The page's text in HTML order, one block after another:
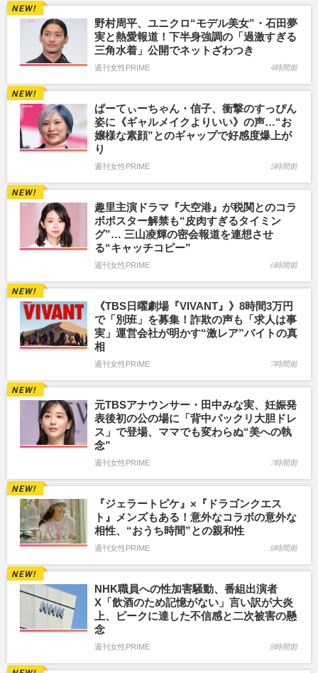
野村周平、ユニクロ“モデル美女”・石田夢
実と熱愛報道！下半身強調の「過激すぎる
三角水着」公開でネットざわつき
週刊女性PRIME 4時間前
ぱーてぃーちゃん・信子、衝撃のすっぴん
姿に《ギャルメイクよりいい》の声…“お
嬢様な素顔”とのギャップで好感度爆上が
り
週刊女性PRIME 5時間前
趣里主演ドラマ『大空港』が税関とのコラ
ボポスター解禁も“皮肉すぎるタイミン
グ”… 三山凌輝の密会報道を連想させ
る“キャッチコピー”
週刊女性PRIME 6時間前
《TBS日曜劇場『VIVANT』》8時間3万円
で「別班」を募集！詐欺の声も「求人は事
実」運営会社が明かす“激レア”バイトの真
相
週刊女性PRIME 7時間前
元TBSアナウンサー・田中みな実、妊娠発
表後初の公の場に「背中パックリ大胆ドレ
ス」で登場、ママでも変わらぬ“美への執
念”
週刊女性PRIME 7時間前
『ジェラートピケ』×『ドラゴンクエス
ト』メンズもある！意外なコラボの意外な
相性、“おうち時間”との親和性
週刊女性PRIME 8時間前
NHK職員への性加害騒動、番組出演者
X「飲酒のため記憶がない」言い訳が大炎
上、ピークに達した不信感と二次被害の懸
念
週刊女性PRIME 8時間前